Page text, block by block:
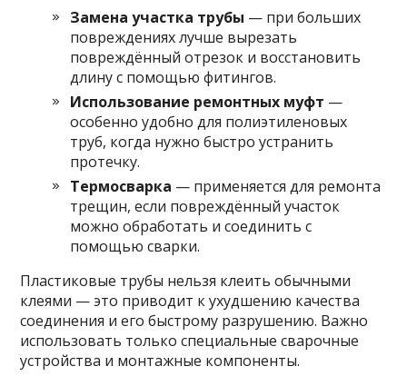
Замена участка трубы — при больших
повреждениях лучше вырезать
повреждённый отрезок и восстановить
длину с помощью фитингов.
Использование ремонтных муфт —
особенно удобно для полиэтиленовых
труб, когда нужно быстро устранить
протечку.
Термосварка — применяется для ремонта
трещин, если повреждённый участок
можно обработать и соединить с
помощью сварки.
Пластиковые трубы нельзя клеить обычными
клеями — это приводит к ухудшению качества
соединения и его быстрому разрушению. Важно
использовать только специальные сварочные
устройства и монтажные компоненты.